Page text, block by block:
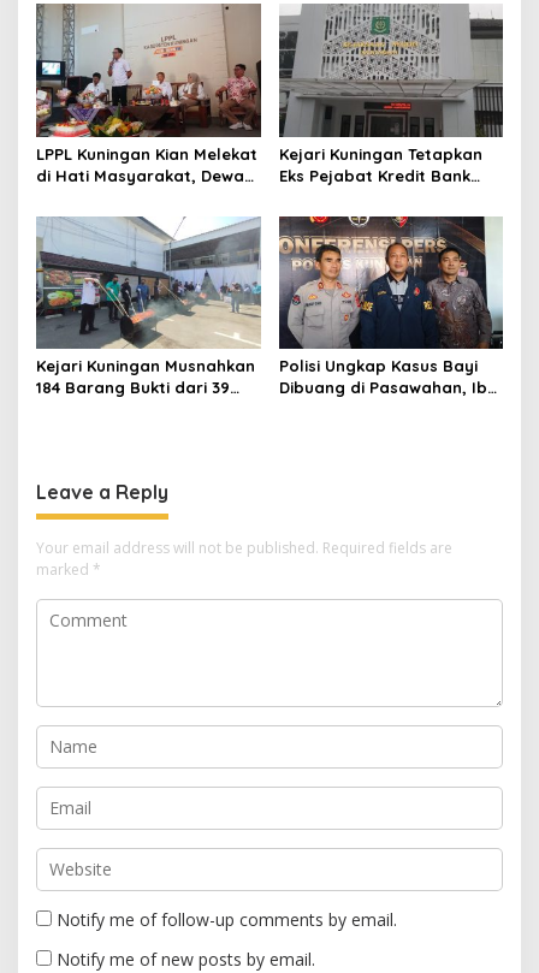
LPPL Kuningan Kian Melekat
di Hati Masyarakat, Dewas
Digital
Kejari Kuningan Tetapkan
Eks Pejabat Kredit Bank
Korupsi, Negara Rugi
Rp529 Juta
Kejari Kuningan Musnahkan
184 Barang Bukti dari 39
Polisi Ungkap Kasus Bayi
Dibuang di Pasawahan, Ibu
Leave a Reply
Your email address will not be published. Required fields are
marked *
Notify me of follow-up comments by email.
Notify me of new posts by email.